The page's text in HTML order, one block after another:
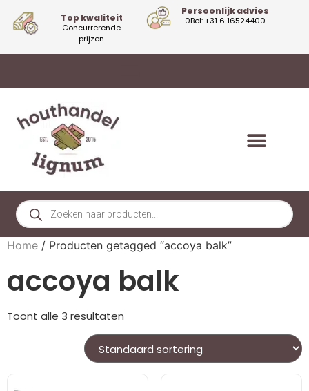
Top kwaliteit
Concurrerende
prijzen
Persoonlijk advies
0Bel: +31 6 16524400
Home / Producten getagged “accoya balk”
accoya balk
Toont alle 3 resultaten